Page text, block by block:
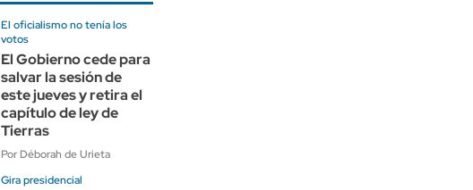
El oficialismo no tenía los
votos
El Gobierno cede para
salvar la sesión de
este jueves y retira el
capítulo de ley de
Tierras
Por Déborah de Urieta
Gira presidencial